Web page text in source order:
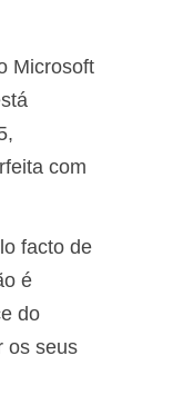
Microsoft
com
facto de
é
do
os seus